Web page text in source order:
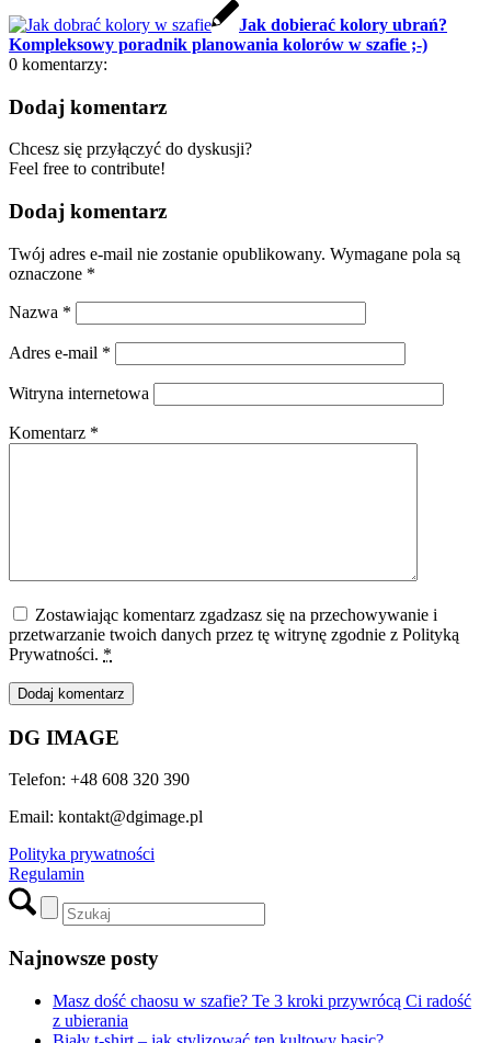
Jak dobierać kolory ubrań?
Kompleksowy poradnik planowania kolorów w szafie ;-)
0 komentarzy:
Dodaj komentarz
Chcesz się przyłączyć do dyskusji?
Feel free to contribute!
Dodaj komentarz
Twój adres e-mail nie zostanie opublikowany. Wymagane pola są
oznaczone *
Nazwa *
Adres e-mail *
Witryna internetowa
Komentarz *
Zostawiając komentarz zgadzasz się na przechowywanie i
przetwarzanie twoich danych przez tę witrynę zgodnie z Polityką
Prywatności. *
DG IMAGE
Telefon: +48 608 320 390
Email: kontakt@dgimage.pl
Polityka prywatności
Regulamin
Najnowsze posty
Masz dość chaosu w szafie? Te 3 kroki przywrócą Ci radość
z ubierania